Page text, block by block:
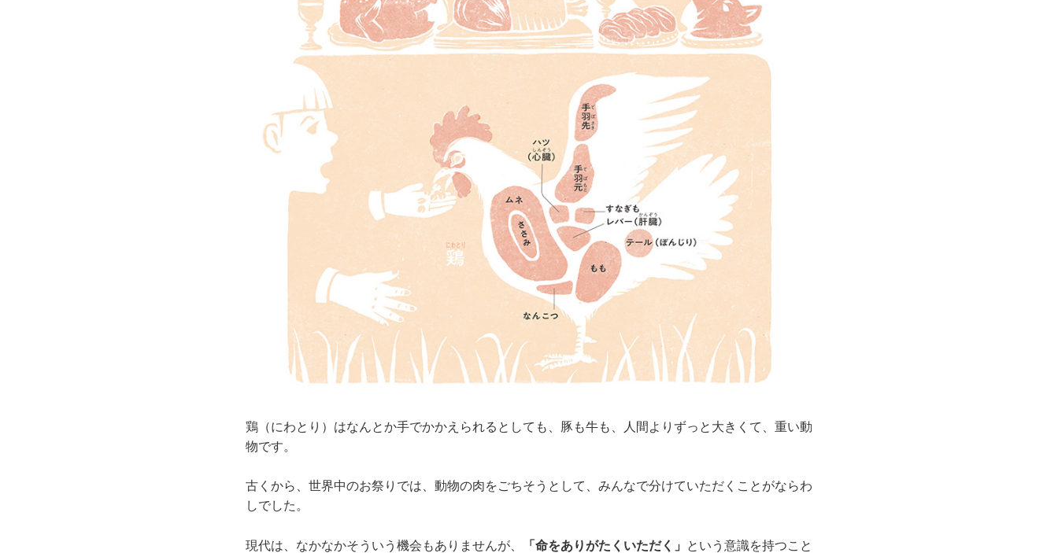
鶏（にわとり）はなんとか手でかかえられるとしても、豚も牛も、人間よりずっと大きくて、重い動
物です。
古くから、世界中のお祭りでは、動物の肉をごちそうとして、みんなで分けていただくことがならわ
しでした。
現代は、なかなかそういう機会もありませんが、 「命をありがたくいただく」
という意識を持つこと